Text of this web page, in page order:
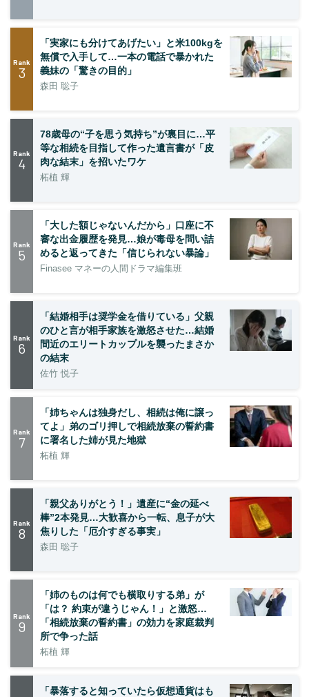
Rank
3
「実家にも分けてあげたい」と米100kgを
無償で入手して…一本の電話で暴かれた
義妹の「驚きの目的」
森田 聡子
Rank
4
78歳母の“子を思う気持ち”が裏目に…平
等な相続を目指して作った遺言書が「皮
肉な結末」を招いたワケ
柘植 輝
Rank
5
「大した額じゃないんだから」口座に不
審な出金履歴を発見…娘が毒母を問い詰
めると返ってきた「信じられない暴論」
Finasee マネーの人間ドラマ編集班
Rank
6
「結婚相手は奨学金を借りている」父親
のひと言が相手家族を激怒させた…結婚
間近のエリートカップルを襲ったまさか
の結末
佐竹 悦子
Rank
7
「姉ちゃんは独身だし、相続は俺に譲っ
てよ」弟のゴリ押しで相続放棄の誓約書
に署名した姉が見た地獄
柘植 輝
Rank
8
「親父ありがとう！」遺産に“金の延べ
棒”2本発見…大歓喜から一転、息子が大
焦りした「厄介すぎる事実」
森田 聡子
Rank
9
「姉のものは何でも横取りする弟」が
「は？ 約束が違うじゃん！」と激怒…
「相続放棄の誓約書」の効力を家庭裁判
所で争った話
柘植 輝
「暴落すると知っていたら仮想通貨はも